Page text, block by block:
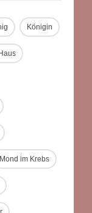
Königin
Mond im Krebs